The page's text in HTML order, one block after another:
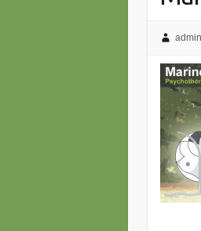
admin